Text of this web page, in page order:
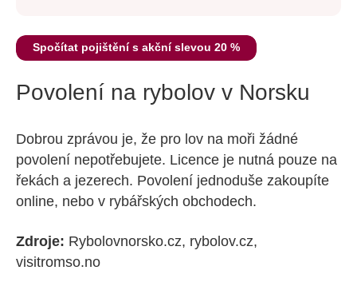
Spočítat pojištění s akční slevou 20 %
Povolení na rybolov v Norsku
Dobrou zprávou je, že pro lov na moři žádné
povolení nepotřebujete. Licence je nutná pouze na
řekách a jezerech. Povolení jednoduše zakoupíte
online, nebo v rybářských obchodech.
Zdroje: Rybolovnorsko.cz, rybolov.cz,
visitromso.no